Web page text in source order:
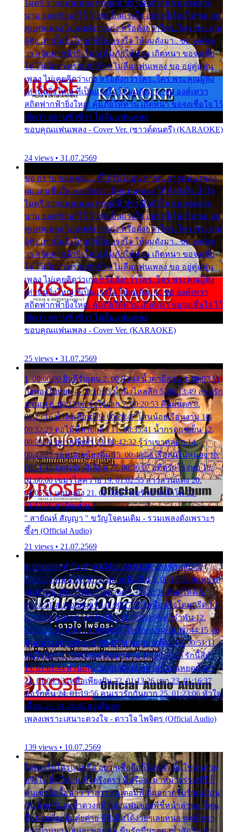
ไมตรี จากแฟนเพลง ทุกทุกที่ ปราณีหลั่งไหล ผมขอฝาก
นาม ยอดรักเอาไว้ โปรดเป็นแรงใจ อย่างนี้เรื่อยไป ขอ อยู่
คู่แฟนเพลง ไม่เคยคิดว่าเก่ง หรือดังกว่าใคร..ใคร พระคุณ
ผู้ฟัง เท่านั้นยิ่งใหญ่ ที่เป็นแรงใจ ให้ผมดังมา.. ขอ องค์เท
วา สถิตฟากฟ้ายิ่งใหญ่ คุ้มภัยให้ท่าน เถิดหนา ขอจงเชื่อ
ใจ ไว้เถิดว่า ตราบชั่วชีวา ไม่ลืมแฟนเพลง ขอ อยู่คู่แฟน
เพลง ไม่เคยคิดว่าเก่ง หรือดังกว่าใคร..ใคร พระคุณผู้ฟัง
เท่านั้นยิ่งใหญ่ ที่เป็นแรงใจ ให้ผมดังมา.. ขอ องค์เทวา
สถิตฟากฟ้ายิ่งใหญ่ คุ้มภัยให้ท่าน เถิดหนา ขอจงเชื่อใจ ไว้
เถิดว่า ตราบชั่วชีวา ไม่ลืมแฟนเพลง
ขอบคุณแฟนเพลง - Cover Ver. (ซาวด์ดนตรี) (KARAOKE)
24 views • 31.07.2569
ขอ กราบ ขอบคุณ.... ที่ได้รับไออุ่น การุณ จากแฟน เพลง
ผมแสนชื่นใจ หายวังเวง เมื่อแฟนเพลง ให้กำลังใจ น้ำใจ
ไมตรี จากแฟนเพลง ทุกทุกที่ ปราณีหลั่งไหล ผมขอฝาก
นาม ยอดรักเอาไว้ โปรดเป็นแรงใจ อย่างนี้เรื่อยไป ขอ อยู่
คู่แฟนเพลง ไม่เคยคิดว่าเก่ง หรือดังกว่าใคร..ใคร พระคุณ
ผู้ฟัง เท่านั้นยิ่งใหญ่ ที่เป็นแรงใจ ให้ผมดังมา.. ขอ องค์เท
วา สถิตฟากฟ้ายิ่งใหญ่ คุ้มภัยให้ท่าน เถิดหนา ขอจงเชื่อ
ใจ ไว้เถิดว่า ตราบชั่วชีวา ไม่ลืมแฟนเพลง ขอ อยู่คู่แฟน
เพลง ไม่เคยคิดว่าเก่ง หรือดังกว่าใคร..ใคร พระคุณผู้ฟัง
เท่านั้นยิ่งใหญ่ ที่เป็นแรงใจ ให้ผมดังมา.. ขอ องค์เทวา
สถิตฟากฟ้ายิ่งใหญ่ คุ้มภัยให้ท่าน เถิดหนา ขอจงเชื่อใจ ไว้
เถิดว่า ตราบชั่วชีวา ไม่ลืมแฟนเพลง
ขอบคุณแฟนเพลง - Cover Ver. (KARAOKE)
25 views • 31.07.2569
1. 00:00:00 ยินดีรับเดน 2. 00:03:44 น้ำตาอีสาน 3. 00:07:51
กิ่งทองใบหยก 4. 00:10:35 น้ำนิ่งไหลลึก 5. 00:13:49 ลานรัก
ลานเท 6. 00:17:06 จำใจจาก 7. 00:20:53 คืนฝนตก 8.
00:25:16 น้ำลงเดือนยี่ 9. 00:28:47 โสนน้อยเรือนงาม 10.
00:32:29 ตอไม้ที่ตายแล้ว 11. 00:35:41 น้ำกรดแช่เย็น 12.
00:39:08 อยากฟังซ้ำ 13. 00:42:32 รู้ว่าเขาหลอก 14.
00:45:25 รอหน่อยน้องติ๋ม 15. 00:48:56 เรือล่มในหนอง 16.
00:51:43 บัตรเชิญสีเลือด 17. 00:56:07 อดีตรักโรงทอ 18.
01:00:00 เขมรไล่ควาย 19. 01:02:55 สาวสวนแตง 20.
01:05:51 แอบมอง 21. 01:09:27 พบรักปากน้ำโพ 22.
01:13:06 สายัณห์เมา
" สายัณห์ สัญญา " ขวัญใจคนเดิม - รวมเพลงดังเพราะๆ
ซึ้งๆ (Official Audio)
21 views • 21.07.2569
1. 00:00:00 ทำไมทำฉันได้ 2. 00:03:20 นางฟ้าสลัม 3.
00:06:50 คน 4. 00:10:36 บุญเหลือเกิน 5. 00:13:58 ฝนหยาด
สุดท้าย 6. 00:17:30 ยาใจยาจก 7. 00:20:30 คิดดูให้ดี 8.
00:24:21 ลบรอยแผลรัก 9. 00:27:35 เหมือนใจโดนกรีด 10.
00:30:54 ขบวนการเปาเปียว 11. 00:34:05 คำรำพัน 12.
00:37:20 ปาหนัน 13. 00:40:37 ใจเจ้ากรรม 14. 00:44:15 จูบ
ฉันแล้วจงตายเสีย 15. 00:47:24 ขอสูมาเต๊อะ 16. 00:51:11
คนใจมาร 17. 00:54:50 คืนทรมาน 18. 00:58:25 รักนี้สีดำ
19. 01:01:44 ส่วนเกิน 20. 01:05:42 หยาดน้ำฝนหยดน้ำตา
21. 01:09:13 เหลือเพียงฝัน 22. 01:13:26 เขา 23. 01:16:37
ขอรักคืน 24. 01:19:56 คนเรารักกันยาก 25. 01:23:06 หัวใจ
เถื่อน 26. 01:26:45 อยู่เพื่อลูก
เพลงเพราะเสนาะดวงใจ - ดาวใจ ไพจิตร (Official Audio)
139 views • 10.07.2569
ไม่เคยรักใครแน่หรือ อยากเชื่อถือก็ไม่กล้า ติ๋มใช่คนสวย
ตรึงใจ ติ๋มใช่งามซึ้งตรึงตรา พี่หรือจะมาหมายร่วมชีวี ก็
คนเขาลืออื้อฉาว ว่าสาวๆรุมตอมพี่ ติ๋มอยากรับรักเหมือน
กัน แต่หวั่นจะช้ำดวงฤดี กลัวแฟนของพี่ชี้หน้าด่าทอ ก็คน
ชื่อต๋อยต้อยตุ้มตุ๋ยต่าย พี่ยังลืมได้ง่ายๆเลยหนอ แค่ตัวเรา